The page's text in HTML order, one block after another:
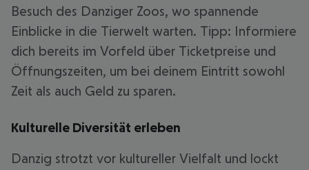
Besuch des Danziger Zoos, wo spannende
Einblicke in die Tierwelt warten. Tipp: Informiere
dich bereits im Vorfeld über Ticketpreise und
Öffnungszeiten, um bei deinem Eintritt sowohl
Zeit als auch Geld zu sparen.
Kulturelle Diversität erleben
Danzig strotzt vor kultureller Vielfalt und lockt